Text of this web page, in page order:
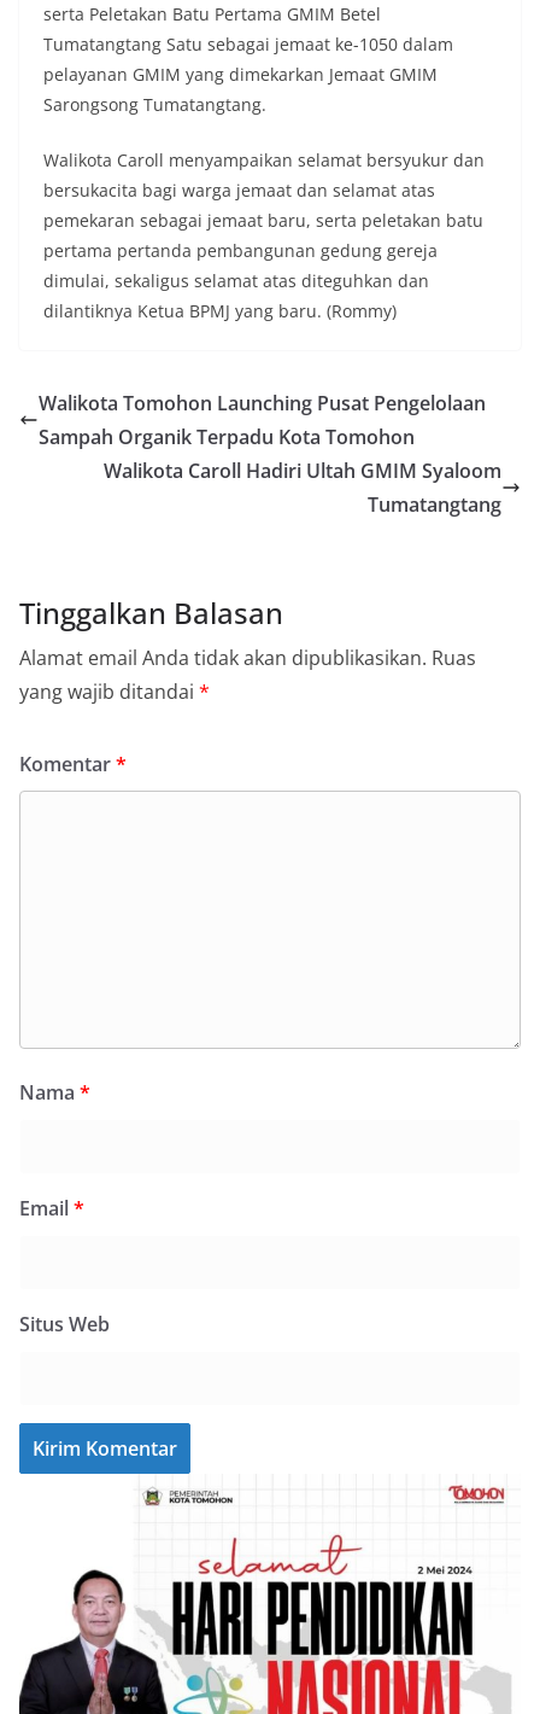
serta Peletakan Batu Pertama GMIM Betel
Tumatangtang Satu sebagai jemaat ke-1050 dalam
pelayanan GMIM yang dimekarkan Jemaat GMIM
Sarongsong Tumatangtang.
Walikota Caroll menyampaikan selamat bersyukur dan
bersukacita bagi warga jemaat dan selamat atas
pemekaran sebagai jemaat baru, serta peletakan batu
pertama pertanda pembangunan gedung gereja
dimulai, sekaligus selamat atas diteguhkan dan
dilantiknya Ketua BPMJ yang baru. (Rommy)
Walikota Tomohon Launching Pusat Pengelolaan
Sampah Organik Terpadu Kota Tomohon
Walikota Caroll Hadiri Ultah GMIM Syaloom
Tumatangtang
Tinggalkan Balasan
Alamat email Anda tidak akan dipublikasikan. Ruas
yang wajib ditandai *
Komentar*
Nama *
Email*
Situs Web